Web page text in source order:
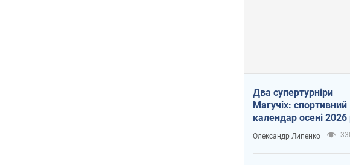
Два супертурніри
Магучіх: спортивний
календар осені 2026
Олександр Липенко